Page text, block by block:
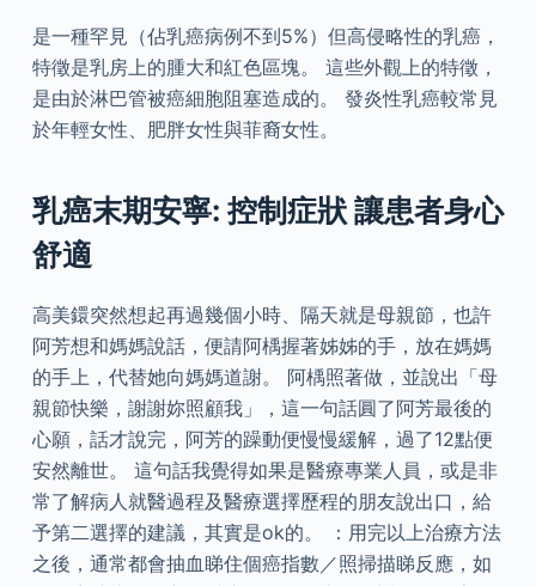
是一種罕見（佔乳癌病例不到5%）但高侵略性的乳癌，
特徵是乳房上的腫大和紅色區塊。 這些外觀上的特徵，
是由於淋巴管被癌細胞阻塞造成的。 發炎性乳癌較常見
於年輕女性、肥胖女性與菲裔女性。
乳癌末期安寧: 控制症狀 讓患者身心
舒適
高美鐶突然想起再過幾個小時、隔天就是母親節，也許
阿芳想和媽媽說話，便請阿楀握著姊姊的手，放在媽媽
的手上，代替她向媽媽道謝。 阿楀照著做，並說出「母
親節快樂，謝謝妳照顧我」，這一句話圓了阿芳最後的
心願，話才說完，阿芳的躁動便慢慢緩解，過了12點便
安然離世。 這句話我覺得如果是醫療專業人員，或是非
常了解病人就醫過程及醫療選擇歷程的朋友說出口，給
予第二選擇的建議，其實是ok的。 ：用完以上治療方法
之後，通常都會抽血睇住個癌指數／照掃描睇反應，如